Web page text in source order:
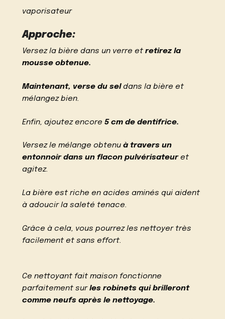
vaporisateur
Approche:
Versez la bière dans un verre et retirez la
mousse obtenue.
Maintenant, verse du seldans la bière et
mélangez bien.
Enfin, ajoutez encore5 cm de dentifrice.
Versez le mélange obtenuà travers un
entonnoir dans un flacon pulvérisateuret
agitez.
La bière est riche en acides aminés qui aident
à adoucir la saleté tenace.
Grâce à cela, vous pourrez les nettoyer très
facilement et sans effort.
Ce nettoyant fait maison fonctionne
parfaitement surles robinets qui brilleront
comme neufs après le nettoyage.